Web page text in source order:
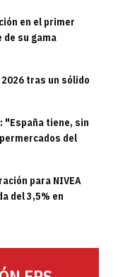
en el primer
de su gama
tras un sólido
"España tiene, sin
del
para NIVEA
del 3,5% en